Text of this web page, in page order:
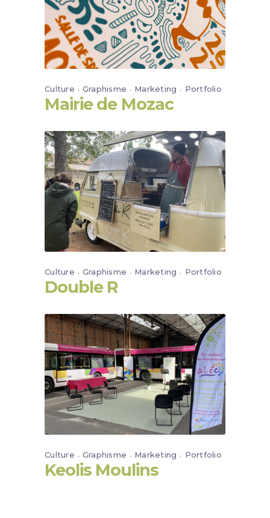
Culture Graphisme Marketing Portfolio
Mairie de Mozac
Culture Graphisme Marketing Portfolio
Double R
Culture Graphisme Marketing Portfolio
Keolis Moulins